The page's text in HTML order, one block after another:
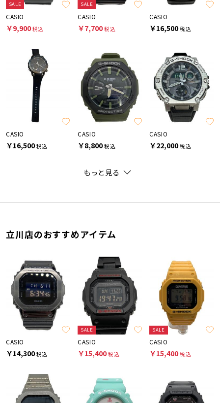
SALE
CASIO
￥9,900税込
SALE
CASIO
￥7,700税込
CASIO
￥16,500税込
CASIO
￥16,500税込
CASIO
￥8,800税込
CASIO
￥22,000税込
もっと見る
立川店のおすすめアイテム
CASIO
￥14,300税込
SALE
CASIO
￥15,400税込
SALE
CASIO
￥15,400税込